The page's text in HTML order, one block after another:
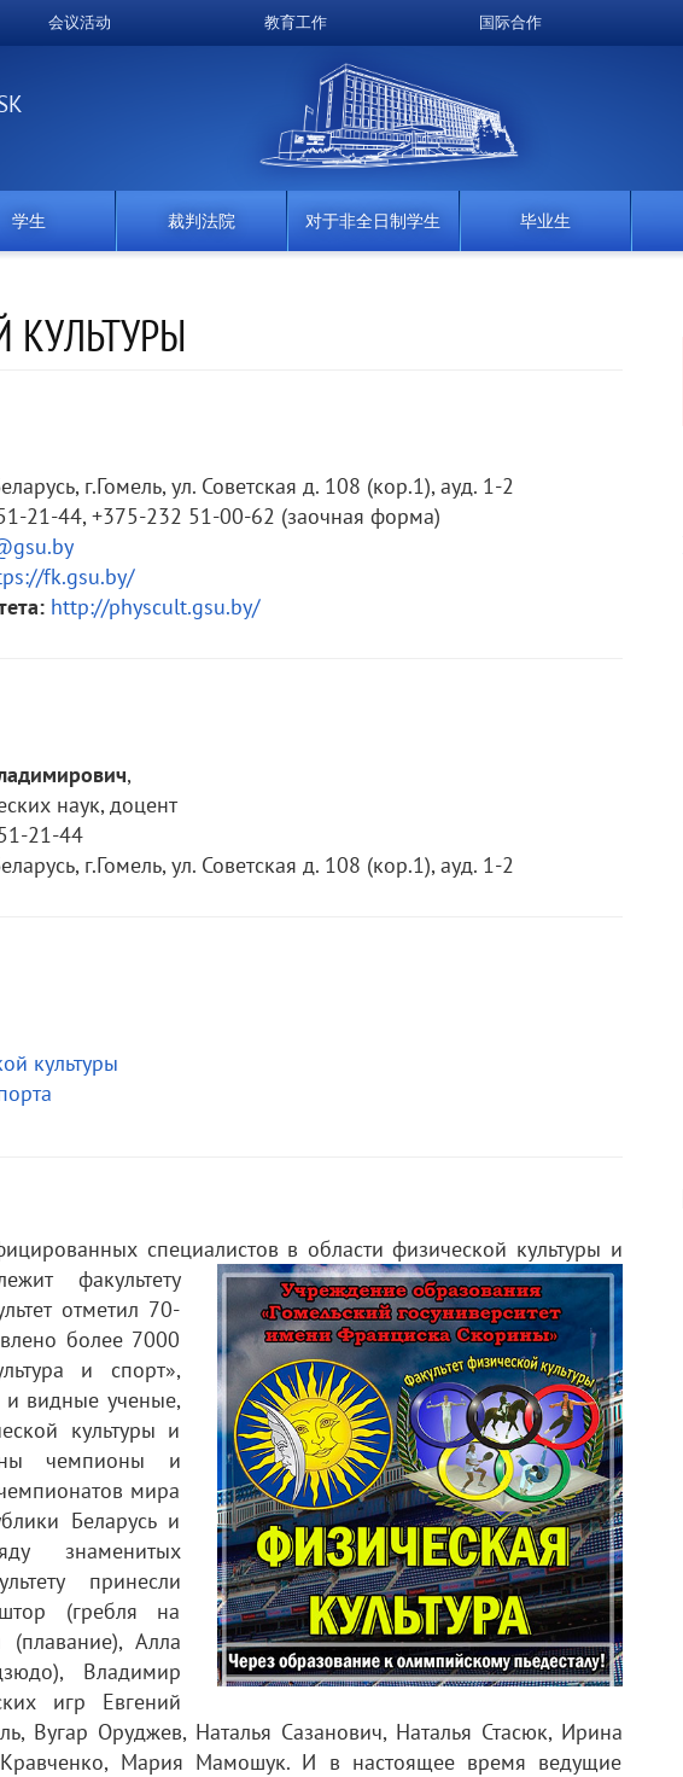
会议活动 教育工作 国际合作
学生 裁判法院 对于非全日制学生 毕业生
КУЛЬТУРЫ
г.Гомель, ул. Советская д. 108 (кор.1), ауд. 1-2
21-44, +375-232 51-00-62 (заочная форма)
fk.gsu.by/
http://physcult.gsu.by/
,
наук, доцент
21-44
г.Гомель, ул. Советская д. 108 (кор.1), ауд. 1-2
культуры
специалистов в области физической культуры и
факультету
отметил 70-
более 7000
и спорт»,
и видные ученые,
культуры и
чемпионы и
мира
Беларусь и
знаменитых
принесли
(гребля на
Алла
Владимир
игр Евгений
Вугар Оруджев, Наталья Сазанович, Наталья Стасюк, Ирина
Мария Мамошук. И в настоящее время ведущие